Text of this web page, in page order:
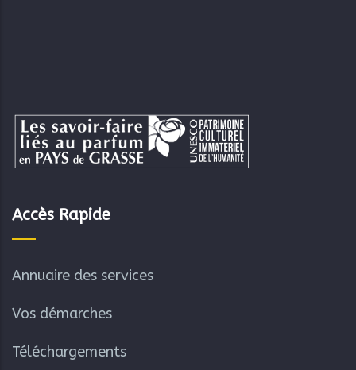
Accès Rapide
Annuaire des services
Vos démarches
Téléchargements